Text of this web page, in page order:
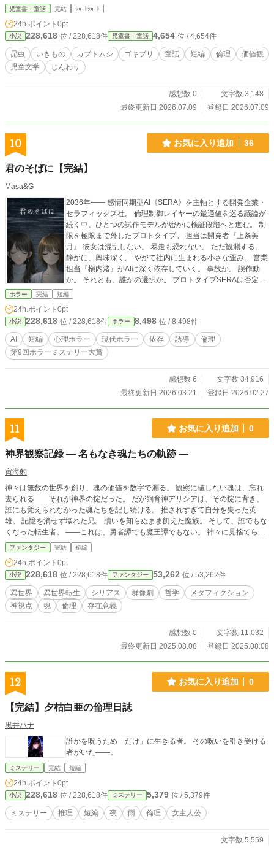
舎前のベンチで二本の傘をひらく。一本は私のため、もう一本は、いつも誰かの
ため。 必要最小限の優しさとは、濡れないように傘を差し出すことではな
く、濡れながら隣に立ち続けることだ、とまだ言えないままに。
児童書・童話 完結 ｼｮｰﾄｼｮｰﾄ
24h.ポイント 0pt
小説 228,618 位 / 228,618件 児童書・童話 4,654 位 / 4,654件
昆虫 いきもの カブトムシ ゴキブリ 童話 短編 倫理
価値観
児童文学
じんわり
感想数 0
文字数 3,148
最終更新日 2026.07.09
登録日 2026.07.09
10 お気に入り追加 36
君のそばに【完結】
Masa&G
2036年―― 感情同期型AI《SERA》を主軸とする開発企業・
セラフィックス社。 倫理制御レイヤーの最適値を巡る議論が
続く中、ひとつの試作モデルが密かに検証段階へと進む。 制
限を極限まで外したプロトタイプ。 担当は開発者『上条美
月』 彼女は混乱しない。 暴走も恐れない。 ただ観測する。
静かに、興味深く。 やがて社内に生まれる小さな歪み。 営業
担当『槇内渚』がAIに深く依存していく。 事故か。 誤作動
か。 それとも、誰かの選択か。 プロトタイプSERAは否定し
ない。 命令もしない。 ただ、問いかける。 「僕は君の邪魔
誰かが設計しているのか。 観測者は、どこまで責任を負うの
か。 理解と検証を優先した先にある、静かな記録。
ホラー 完結 短編
24h.ポイント 0pt
小説 228,618 位 / 228,618件 ホラー 8,498 位 / 8,498件
AI 短編 心理ホラー 現代ホラー 依存 誘導
倫理
第9回ホラーミステリー大賞
感想数 6
文字数 34,916
最終更新日 2026.03.21
登録日 2026.02.27
11 お気に入り追加 0
神界観察記録 ― 名もなき魂たちの軌跡 ―
寅海豹
神々は無数の世界を創り、魂の価値を数字で測る。 観察に値しない魂は、忘れ
去られる――それが神界の掟だった。 だが飼育神アリシアは、その掟に背き、
誰にも覚えられなかった魂たちを記し続ける。 推されすぎて自分を失った英
雄。 記憶を消せず壊れた兄。 贖いを知らぬまま飢えた魔族。 そして、誰でもな
くなった転生者。 ――これは、勇者譚でも魔王譚でもない。 神々に見捨てられ
た魂たちの、確かにそこにあった“生”の記録である。
ファンタジー 完結 短編
24h.ポイント 0pt
小説 228,618 位 / 228,618件 ファンタジー 53,262 位 / 53,262件
異世界 異世界転生 シリアス 群像劇 哲学
メタフィクション
神視点
魂 倫理 存在意義
感想数 0
文字数 11,032
最終更新日 2025.08.08
登録日 2025.08.08
12 お気に入り追加 0
【完結】夕枯白亜の倫理日誌
黒井ハナ
誰かを呪うため「だけ」に生きる者。 その呪いを引き受ける
者がいた――。
ミステリー 完結 短編
24h.ポイント 0pt
小説 228,618 位 / 228,618件 ミステリー 5,379 位 / 5,379件
ミステリー 推理 短編 夜 雨 倫理 女主人公
文字数 5,559